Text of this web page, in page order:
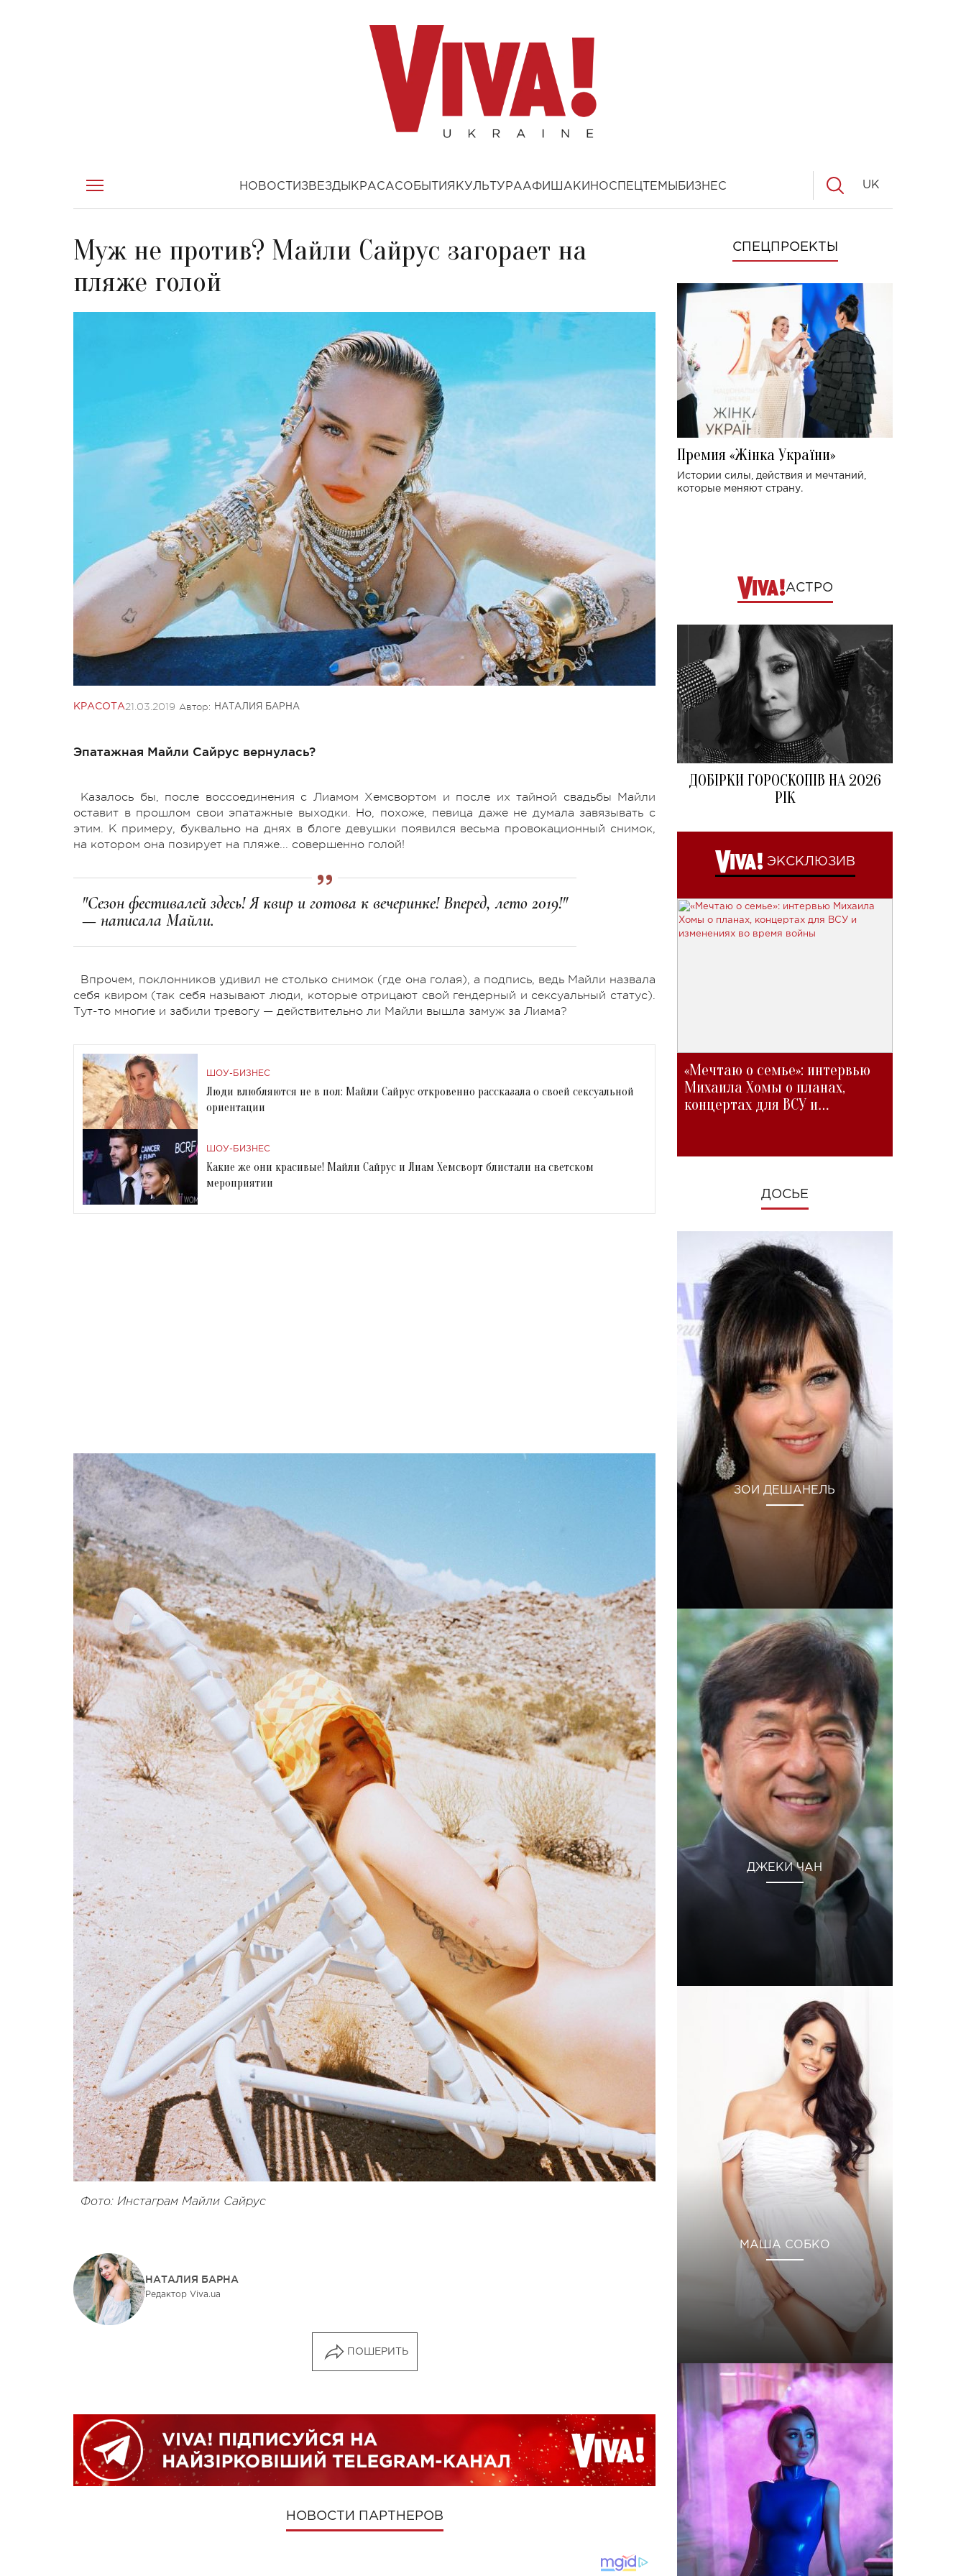
НОВОСТИ ЗВЕЗДЫ КРАСАСОБЫТИЯ КУЛЬТУРААФИША КИНОСПЕЦТЕМЫ БИЗНЕС UK
Муж не против? Майли Сайрус загорает на
пляже голой
КРАСОТА21.03.2019 Автор: НАТАЛИЯ БАРНА
Эпатажная Майли Сайрус вернулась?
Казалось бы, после воссоединения с Лиамом Хемсвортом и после их тайной свадьбы Майли
оставит в прошлом свои эпатажные выходки. Но, похоже, певица даже не думала завязывать с
этим. К примеру, буквально на днях в блоге девушки появился весьма провокационный снимок,
на котором она позирует на пляже... совершенно голой!
"Сезон фестивалей здесь! Я квир и готова к вечеринке! Вперед, лето 2019!"
— написала Майли.
Впрочем, поклонников удивил не столько снимок (где она голая), а подпись, ведь Майли назвала
себя квиром (так себя называют люди, которые отрицают свой гендерный и сексуальный статус).
Тут-то многие и забили тревогу — действительно ли Майли вышла замуж за Лиама?
ШОУ-БИЗНЕС
Люди влюбляются не в пол: Майли Сайрус откровенно рассказала о своей сексуальной
ориентации
ШОУ-БИЗНЕС
Какие же они красивые! Майли Сайрус и Лиам Хемсворт блистали на светском
мероприятии
Фото: Инстаграм Майли Сайрус
НАТАЛИЯ БАРНА
Редактор Viva.ua
ПОШЕРИТЬ
НОВОСТИ ПАРТНЕРОВ
СПЕЦПРОЕКТЫ
Премия «Жінка України»
Истории силы, действия и мечтаний,
которые меняют страну.
АСТРО
ДОБІРКИ ГОРОСКОПІВ НА 2026
РІК
ЭКСКЛЮЗИВ
«Мечтаю о семье»: интервью
Михаила Хомы о планах,
концертах для ВСУ и
ДОСЬЕ
ЗОИ ДЕШАНЕЛЬ
ДЖЕКИ ЧАН
МАША СОБКО